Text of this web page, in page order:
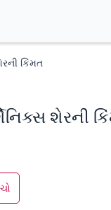
કિંમત
શેરની